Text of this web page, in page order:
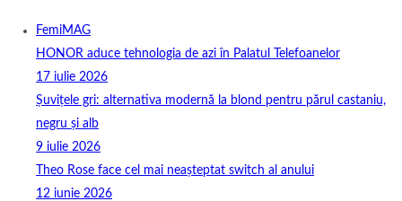
FemiMAG
HONOR aduce tehnologia de azi în Palatul Telefoanelor
17 iulie 2026
Șuvițele gri: alternativa modernă la blond pentru părul castaniu,
negru și alb
9 iulie 2026
Theo Rose face cel mai neașteptat switch al anului
12 iunie 2026